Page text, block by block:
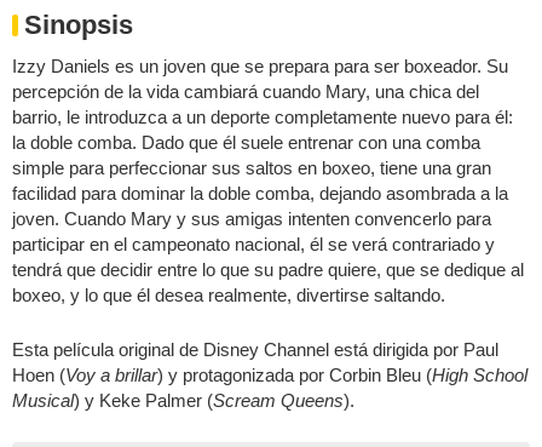
Sinopsis
Izzy Daniels es un joven que se prepara para ser boxeador. Su
percepción de la vida cambiará cuando Mary, una chica del
barrio, le introduzca a un deporte completamente nuevo para él:
la doble comba. Dado que él suele entrenar con una comba
simple para perfeccionar sus saltos en boxeo, tiene una gran
facilidad para dominar la doble comba, dejando asombrada a la
joven. Cuando Mary y sus amigas intenten convencerlo para
participar en el campeonato nacional, él se verá contrariado y
tendrá que decidir entre lo que su padre quiere, que se dedique al
boxeo, y lo que él desea realmente, divertirse saltando.
Esta película original de Disney Channel está dirigida por Paul
Hoen (Voy a brillar) y protagonizada por Corbin Bleu (High School
Musical) y Keke Palmer (Scream Queens).